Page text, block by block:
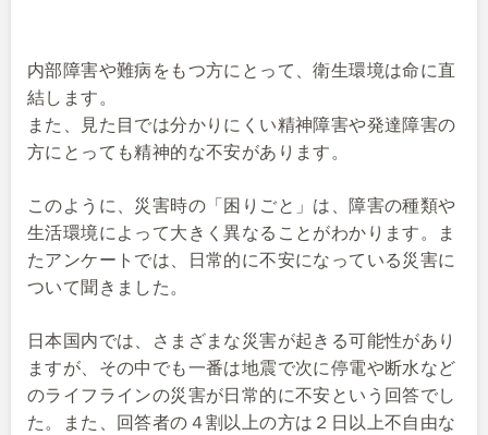
内部障害や難病をもつ方にとって、衛生環境は命に直
結します。
また、見た目では分かりにくい精神障害や発達障害の
方にとっても精神的な不安があります。
このように、災害時の「困りごと」は、障害の種類や
生活環境によって大きく異なることがわかります。ま
たアンケートでは、日常的に不安になっている災害に
ついて聞きました。
日本国内では、さまざまな災害が起きる可能性があり
ますが、その中でも一番は地震で次に停電や断水など
のライフラインの災害が日常的に不安という回答でし
た。また、回答者の４割以上の方は２日以上不自由な